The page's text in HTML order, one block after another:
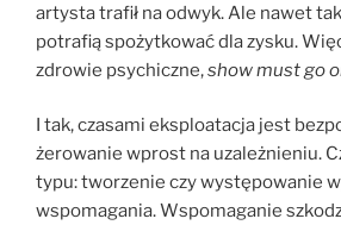
artysta trafił na odwyk. Ale nawet
potrafią spożytkować dla zysku.
zdrowie psychiczne,show must go
I tak, czasami eksploatacja jest
żerowanie wprost na uzależnieniu.
typu: tworzenie czy występowanie
wspomagania. Wspomaganie